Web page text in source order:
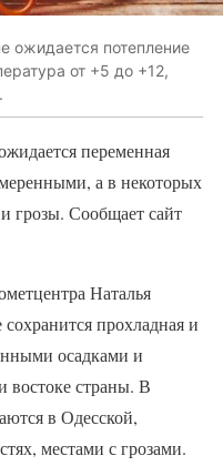
ожидается потепление
от +5 до +12,
переменная
а в некоторых
грозы. Сообщает сайт
Наталья
прохладная и
осадками и
востоке страны. В
в Одесской,
местами с грозами.